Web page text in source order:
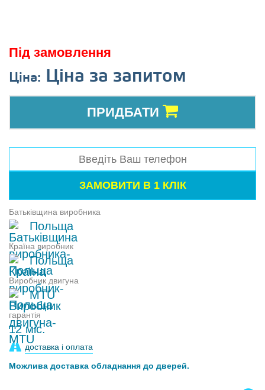
Під замовлення
Ціна: Ціна за запитом
ПРИДБАТИ
Батьківщина виробника
Польща
Країна виробник
Польща
Виробник двигуна
MTU
гарантія
12 міс.
доставка і оплата
Можлива доставка обладнання до дверей.